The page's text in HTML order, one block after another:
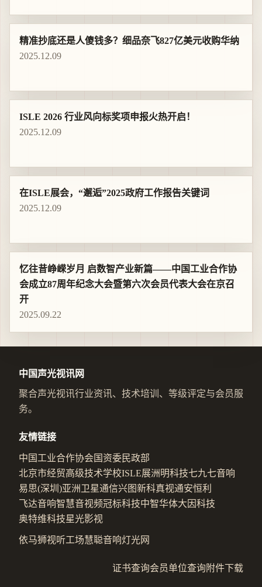
精准抄底还是人傻钱多？细品奈飞827亿美元收购华纳
2025.12.09
ISLE 2026 行业风向标奖项申报火热开启！
2025.12.09
在ISLE展会，“邂逅”2025政府工作报告关键词
2025.12.09
忆往昔峥嵘岁月 启数智产业新篇——中国工业合作协
会成立87周年纪念大会暨第六次会员代表大会在京召
开
2025.09.22
中国声光视讯网
聚合声光视讯行业资讯、技术培训、等级评定与会员服
务。
友情链接
中国工业合作协会国资委民政部
北京市经贸高级技术学校ISLE展洲明科技七九七音响
易思(深圳)亚洲卫星通信兴图新科真视通安恒利
飞达音响智慧音视频冠标科技中智华体大因科技
奥特维科技星光影视
依马狮视听工场慧聪音响灯光网
证书查询会员单位查询 附件下载